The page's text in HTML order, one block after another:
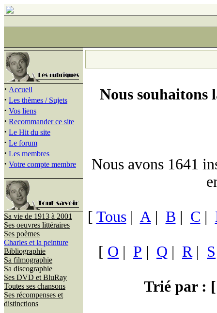
· Accueil
· Les thèmes / Sujets
· Vos liens
· Recommander ce site
· Le Hit du site
· Le forum
· Les membres
· Votre compte membre
Sa vie de 1913 à 2001
Ses oeuvres littéraires
Ses poèmes
Charles et la peinture
Bibliographie
Sa filmographie
Sa discographie
Ses DVD et BluRay
Toutes ses chansons
Ses récompenses et
distinctions
Nous souhaitons
Nous avons 1641
[ Tous| A| B | C |
[ O | P | Q | R| S
Trié par : [